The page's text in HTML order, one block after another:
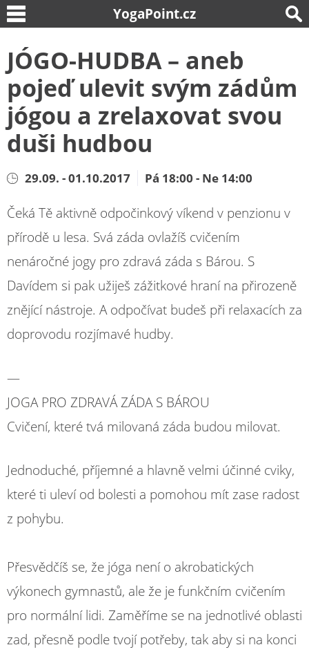
YogaPoint.cz
JÓGO-HUDBA – aneb
pojeď ulevit svým zádům
jógou a zrelaxovat svou
duši hudbou
29.09. - 01.10.2017 Pá 18:00 - Ne 14:00
Čeká Tě aktivně odpočinkový víkend v penzionu v
přírodě u lesa. Svá záda ovlažíš cvičením
nenáročné jogy pro zdravá záda s Bárou. S
Davídem si pak užiješ zážitkové hraní na přirozeně
znějící nástroje. A odpočívat budeš při relaxacích za
doprovodu rozjímavé hudby.
—
JOGA PRO ZDRAVÁ ZÁDA S BÁROU
Cvičení, které tvá milovaná záda budou milovat.
Jednoduché, příjemné a hlavně velmi účinné cviky,
které ti uleví od bolesti a pomohou mít zase radost
z pohybu.
Přesvědčíš se, že jóga není o akrobatických
výkonech gymnastů, ale že je funkčním cvičením
pro normální lidi. Zaměříme se na jednotlivé oblasti
zad, přesně podle tvojí potřeby, tak aby si na konci